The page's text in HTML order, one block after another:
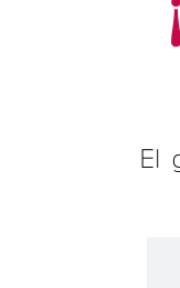
El